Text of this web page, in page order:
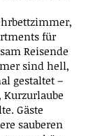
für
Reisende
sind hell,
gestaltet –
Kurzurlaube
Gäste
sauberen